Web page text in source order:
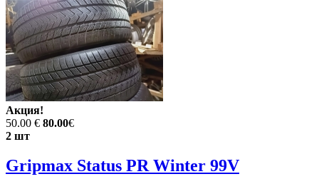
Акция!
50.00 € 80.00€
2 шт
Gripmax Status PR Winter 99V